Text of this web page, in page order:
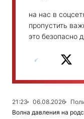
на нас в
пропустить
это безопасно
21:23 06.08.2026
Волна давления на